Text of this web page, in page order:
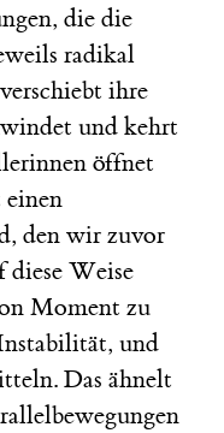
die die
radikal
ihre
und kehrt
öffnet
einen
den wir zuvor
diese Weise
Moment zu
und
Das ähnelt